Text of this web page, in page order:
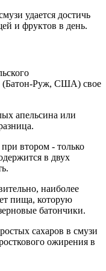
удается достичь
и фруктов в день.
(Батон-Руж, США) свое
апельсина или
втором - только
в двух
наиболее
пища, которую
батончики.
сахаров в смузи
ожирения в